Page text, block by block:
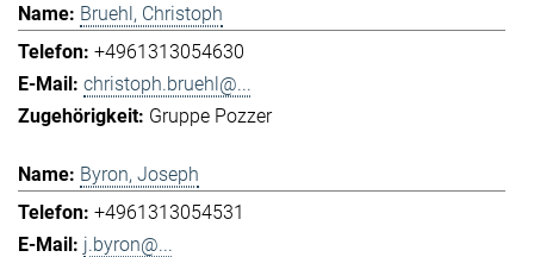
Bruehl, Christoph
+4961313054630
christoph.bruehl@...
Gruppe Pozzer
Byron, Joseph
+4961313054531
j.byron@...